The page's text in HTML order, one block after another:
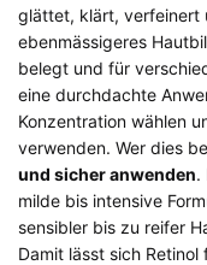
glättet, klärt, verfeinert
ebenmässigeres
belegt und für
eine durchdachte
Konzentration wählen
verwenden. Wer dies
und sicher anwenden.
milde bis intensive
sensibler bis zu reifer
Damit lässt sich